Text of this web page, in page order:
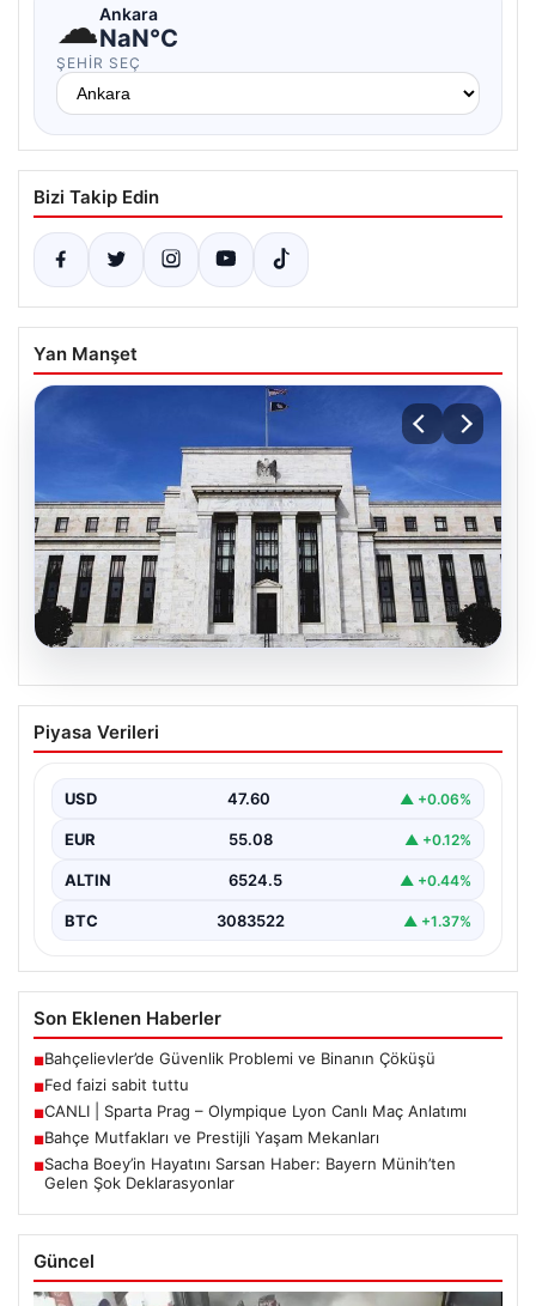
☁Ankara
NaN°C
ŞEHIR SEÇ
Bizi Takip Edin
Yan Manşet
05.08.2026
Fed faizi sabit tuttu
Piyasa Verileri
USD 47.60 ▲ +0.06%
EUR 55.08 ▲ +0.12%
ALTIN 6524.5 ▲ +0.44%
BTC 3083522 ▲ +1.37%
Son Eklenen Haberler
■Bahçelievler’de Güvenlik Problemi ve Binanın Çöküşü
■Fed faizi sabit tuttu
■CANLI | Sparta Prag – Olympique Lyon Canlı Maç Anlatımı
■Bahçe Mutfakları ve Prestijli Yaşam Mekanları
■Sacha Boey’in Hayatını Sarsan Haber: Bayern Münih’ten
Gelen Şok Deklarasyonlar
Güncel